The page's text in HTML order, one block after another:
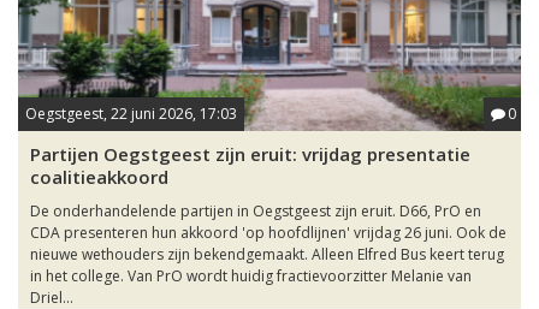
Oegstgeest, 22 juni 2026, 17:03 0
Partijen Oegstgeest zijn eruit: vrijdag presentatie
coalitieakkoord
De onderhandelende partijen in Oegstgeest zijn eruit. D66, PrO en
CDA presenteren hun akkoord 'op hoofdlijnen' vrijdag 26 juni. Ook de
nieuwe wethouders zijn bekendgemaakt. Alleen Elfred Bus keert terug
in het college. Van PrO wordt huidig fractievoorzitter Melanie van
Driel...